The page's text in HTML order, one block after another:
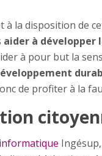
la disposition de
aider à développer
à pour but la
de profiter à la